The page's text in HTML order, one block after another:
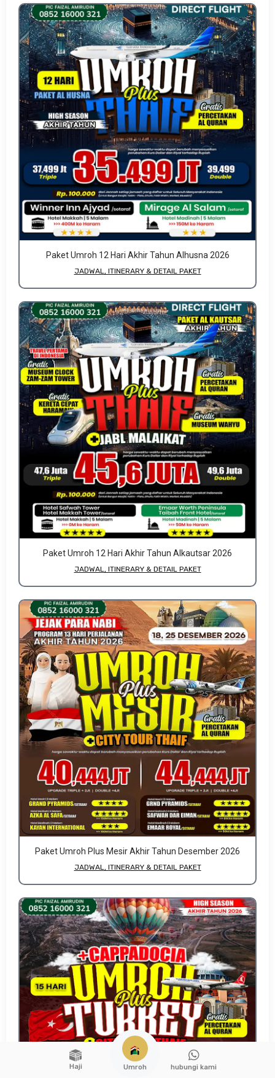
Paket Umroh 12 Hari Akhir Tahun Alhusna 2026
JADWAL, ITINERARY & DETAIL PAKET
Paket Umroh 12 Hari Akhir Tahun Alkautsar 2026
JADWAL, ITINERARY & DETAIL PAKET
Paket Umroh Plus Mesir Akhir Tahun Desember 2026
JADWAL, ITINERARY & DETAIL PAKET
Haji Umroh hubungi kami